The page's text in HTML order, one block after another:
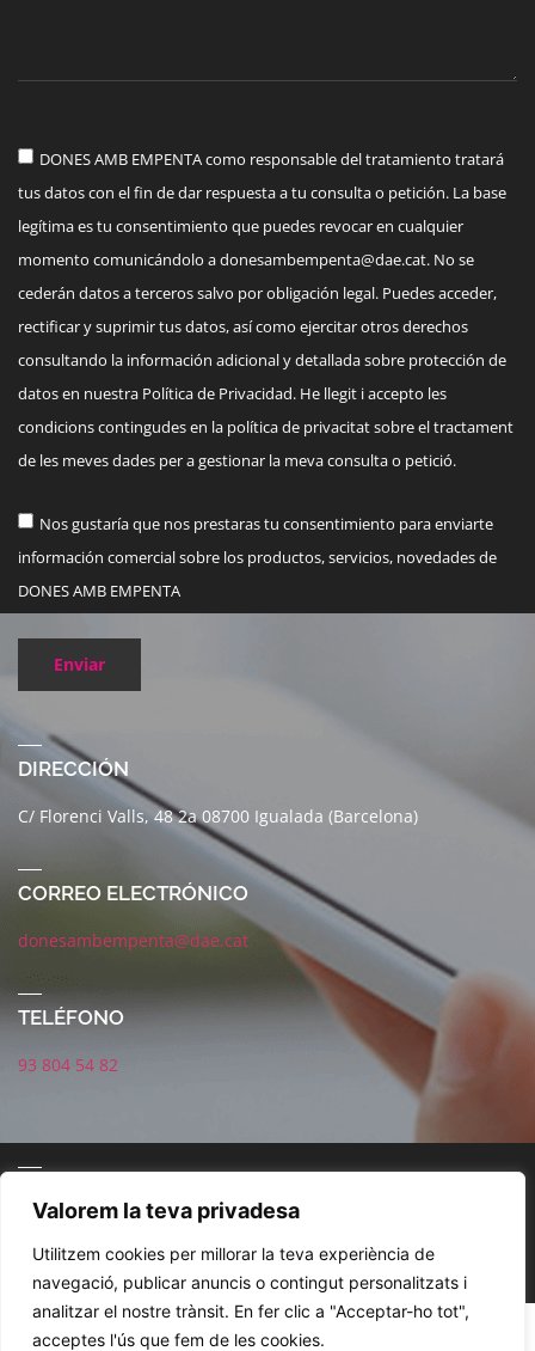
Valorem la teva privadesa
Utilitzem cookies per millorar la teva experiència de
navegació, publicar anuncis o contingut personalitzats i
analitzar el nostre trànsit. En fer clic a "Acceptar-ho tot",
acceptes l'ús que fem de les cookies.
DONES AMB EMPENTA como responsable del tratamiento tratará
tus datos con el fin de dar respuesta a tu consulta o petición. La base
legítima es tu consentimiento que puedes revocar en cualquier
momento comunicándolo adonesambempenta@dae.cat. No se
cederán datos a terceros salvo por obligación legal. Puedes acceder,
rectificar y suprimir tus datos, así como ejercitar otros derechos
consultando la información adicional y detallada sobre protección de
datos en nuestra Política de Privacidad. He llegit i accepto les
condicions contingudes en la política de privacitat sobre el tractament
de les meves dades per a gestionar la meva consulta o petició.
Nos gustaría que nos prestaras tu consentimiento para enviarte
información comercial sobre los productos, servicios, novedades de
DONES AMB EMPENTA
Enviar
DIRECCIÓN
C/ Florenci Valls, 48 2a 08700 Igualada (Barcelona)
CORREO ELECTRÓNICO
donesambempenta@dae.cat
TELÉFONO
93 804 54 82
POLÍTICA DE REDES SOCIALESAVISO LEGALPOLÍTICA DE PRIVACIDAD